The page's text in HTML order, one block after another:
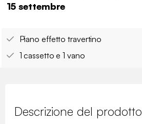
15 settembre
Piano effetto travertino
1 cassetto e 1 vano
Descrizione del prodotto